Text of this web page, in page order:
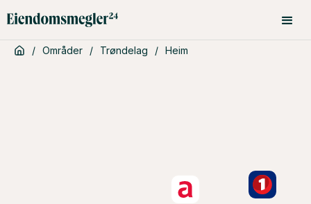
/ Områder / Trøndelag / Heim